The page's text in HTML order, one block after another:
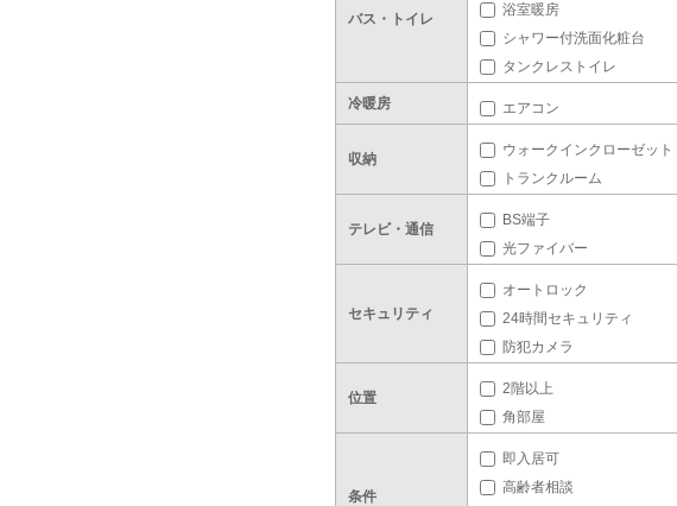
バス・トイレ
浴室暖房
シャワー付洗面化粧台
タンクレストイレ
冷暖房 エアコン
収納
ウォークインクローゼット
トランクルーム
テレビ・通信
BS端子
光ファイバー
セキュリティ
オートロック
24時間セキュリティ
防犯カメラ
位置
2階以上
角部屋
条件
即入居可
高齢者相談